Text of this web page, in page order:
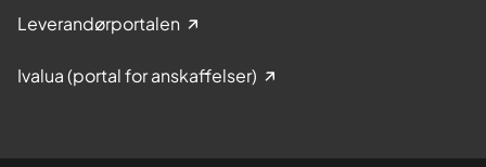
Leverandørportalen
Ivalua (portal for anskaffelser)